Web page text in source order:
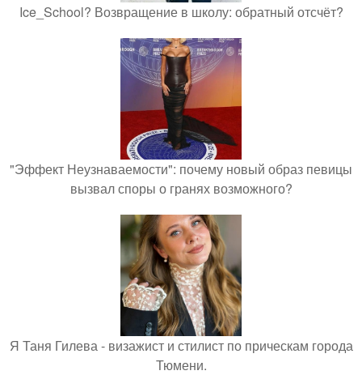
Ice_School? Возвращение в школу: обратный отсчёт?
"Эффект Неузнаваемости": почему новый образ певицы
вызвал споры о гранях возможного?
Я Таня Гилева - визажист и стилист по прическам города
Тюмени.